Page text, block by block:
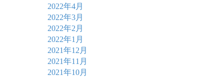
2022年4月
2022年3月
2022年2月
2022年1月
2021年12月
2021年11月
2021年10月